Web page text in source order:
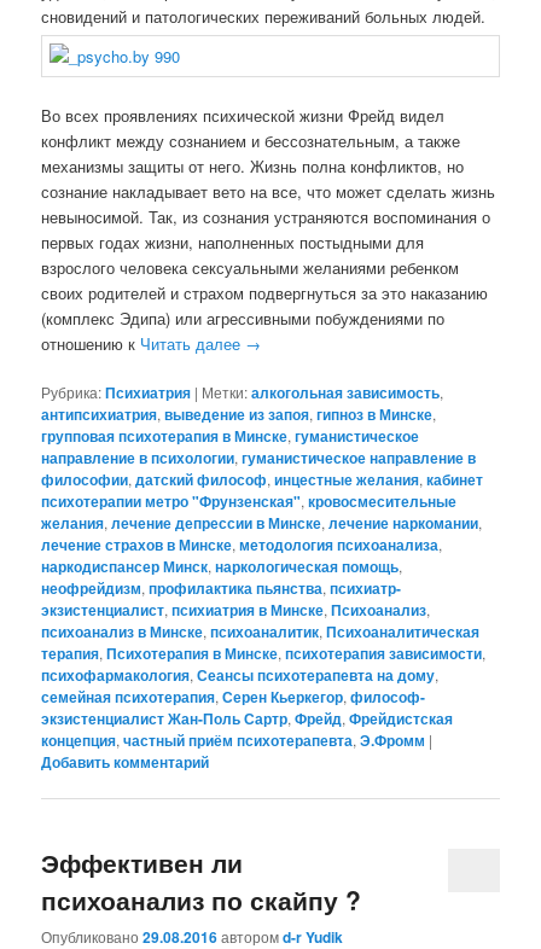
сновидений и патологических переживаний больных людей.
Во всех проявлениях психической жизни Фрейд видел
конфликт между сознанием и бессознательным, а также
механизмы защиты от него. Жизнь полна конфликтов, но
сознание накладывает вето на все, что может сделать жизнь
невыносимой. Так, из сознания устраняются воспоминания о
первых годах жизни, наполненных постыдными для
взрослого человека сексуальными желаниями ребенком
своих родителей и страхом подвергнуться за это наказанию
(комплекс Эдипа) или агрессивными побуждениями по
отношению к Читать далее →
Рубрика:Психиатрия | Метки:алкогольная зависимость,
антипсихиатрия,выведение из запоя,гипноз в Минске,
групповая психотерапия в Минске,гуманистическое
направление в психологии,гуманистическое направление в
философии,датский философ,инцестные желания,кабинет
психотерапии метро "Фрунзенская",кровосмесительные
желания,лечение депрессии в Минске,лечение наркомании,
лечение страхов в Минске,методология психоанализа,
наркодиспансер Минск,наркологическая помощь,
неофрейдизм,профилактика пьянства,психиатр-
экзистенциалист,психиатрия в Минске,Психоанализ,
психоанализ в Минске,психоаналитик,Психоаналитическая
терапия,Психотерапия в Минске,психотерапия зависимости,
психофармакология,Сеансы психотерапевта на дому,
семейная психотерапия,Серен Кьеркегор,философ-
экзистенциалист Жан-Поль Сартр,Фрейд,Фрейдистская
концепция,частный приём психотерапевта,Э.Фромм |
Добавить комментарий
Эффективен ли
психоанализ по скайпу ?
Опубликовано29.08.2016авторомd-r Yudik